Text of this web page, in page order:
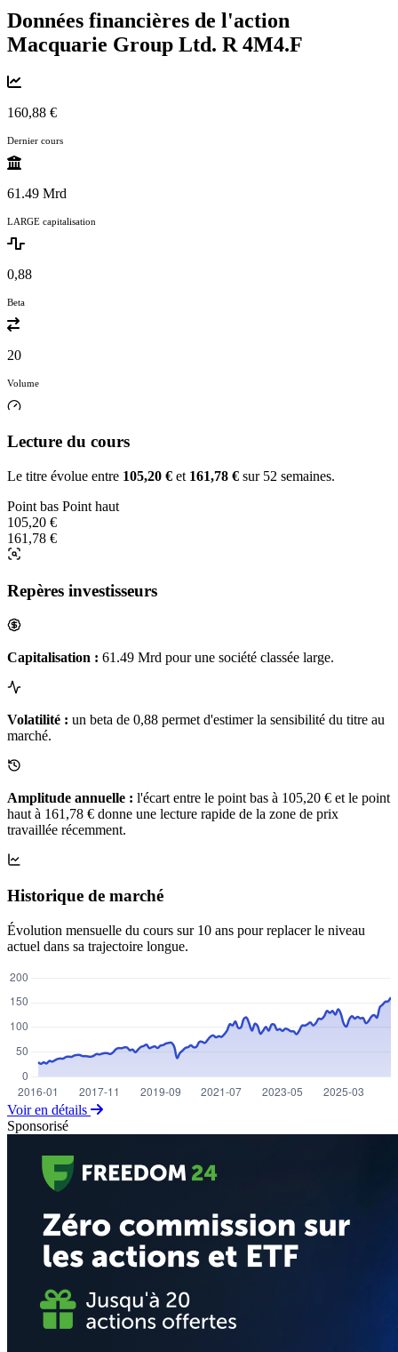
Données financières de l'action
Macquarie Group Ltd. R 4M4.F
160,88 €
Dernier cours
61.49 Mrd
LARGE capitalisation
0,88
Beta
20
Volume
Lecture du cours
Le titre évolue entre 105,20 € et 161,78 € sur 52 semaines.
Point bas Point haut
105,20 €
161,78 €
Repères investisseurs
Capitalisation : 61.49 Mrd pour une société classée large.
Volatilité : un beta de 0,88 permet d'estimer la sensibilité du titre au
marché.
Amplitude annuelle : l'écart entre le point bas à 105,20 € et le point
haut à 161,78 € donne une lecture rapide de la zone de prix
travaillée récemment.
Historique de marché
Évolution mensuelle du cours sur 10 ans pour replacer le niveau
actuel dans sa trajectoire longue.
Voir en détails
Sponsorisé